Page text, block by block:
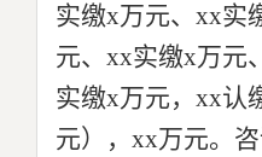
实缴x万元、xx实
元、xx实缴x万元
实缴x万元，xx认
元），xx万元。